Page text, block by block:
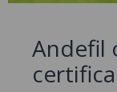
Andefil